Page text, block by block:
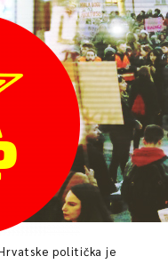
politička je